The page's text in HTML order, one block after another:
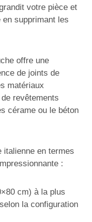
votre pièce et
supprimant les
offre une
de joints de
matériaux
revêtements
cérame ou le béton
italienne en termes
:
cm) à la plus
la configuration